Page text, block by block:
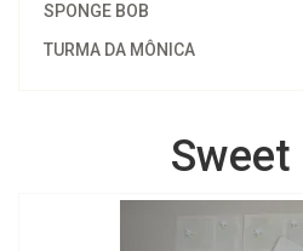
SPONGE BOB
TURMA DA MÔNICA
Sweet